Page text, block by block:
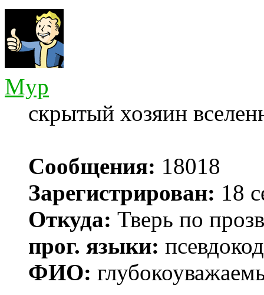
Myp
скрытый хозяин
Сообщения: 18018
Зарегистрирован: 18
Откуда: Тверь по
прог. языки:
ФИО: